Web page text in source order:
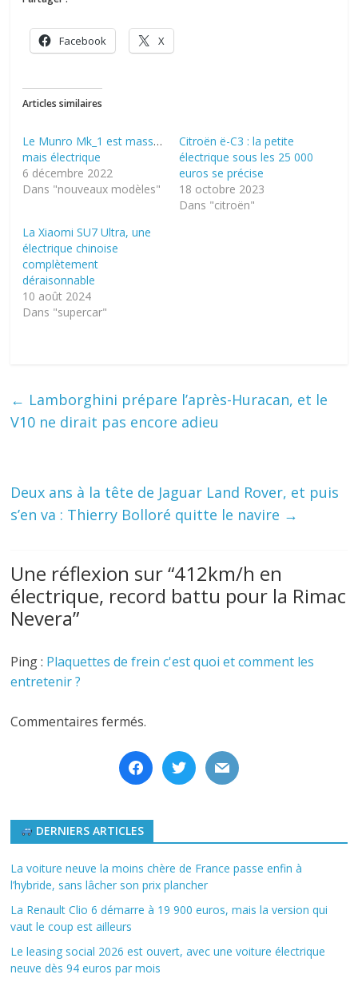
Facebook X
Articles similaires
Le Munro Mk_1 est massif,
mais électrique
6 décembre 2022
Dans "nouveaux modèles"
Citroën ë-C3 : la petite
électrique sous les 25 000
euros se précise
18 octobre 2023
Dans "citroën"
La Xiaomi SU7 Ultra, une
électrique chinoise
complètement
déraisonnable
10 août 2024
Dans "supercar"
← Lamborghini prépare l’après-Huracan, et le
V10 ne dirait pas encore adieu
Deux ans à la tête de Jaguar Land Rover, et puis
s’en va : Thierry Bolloré quitte le navire →
Une réflexion sur “412km/h en
électrique, record battu pour la Rimac
Nevera”
Ping : Plaquettes de frein c'est quoi et comment les
entretenir ?
Commentaires fermés.
facebooktwitter mail
DERNIERS ARTICLES
La voiture neuve la moins chère de France passe enfin à
l’hybride, sans lâcher son prix plancher
La Renault Clio 6 démarre à 19 900 euros, mais la version qui
vaut le coup est ailleurs
Le leasing social 2026 est ouvert, avec une voiture électrique
neuve dès 94 euros par mois